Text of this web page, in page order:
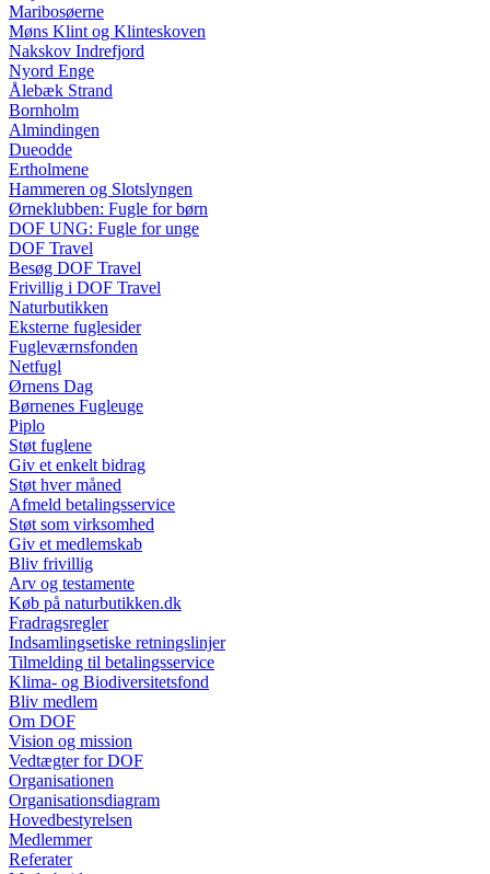
Maribosøerne
Møns Klint og Klinteskoven
Nakskov Indrefjord
Nyord Enge
Ålebæk Strand
Bornholm
Almindingen
Dueodde
Ertholmene
Hammeren og Slotslyngen
Ørneklubben: Fugle for børn
DOF UNG: Fugle for unge
DOF Travel
Besøg DOF Travel
Frivillig i DOF Travel
Naturbutikken
Eksterne fuglesider
Fugleværnsfonden
Netfugl
Ørnens Dag
Børnenes Fugleuge
Piplo
Støt fuglene
Giv et enkelt bidrag
Støt hver måned
Afmeld betalingsservice
Støt som virksomhed
Giv et medlemskab
Bliv frivillig
Arv og testamente
Køb på naturbutikken.dk
Fradragsregler
Indsamlingsetiske retningslinjer
Tilmelding til betalingsservice
Klima- og Biodiversitetsfond
Bliv medlem
Om DOF
Vision og mission
Vedtægter for DOF
Organisationen
Organisationsdiagram
Hovedbestyrelsen
Medlemmer
Referater